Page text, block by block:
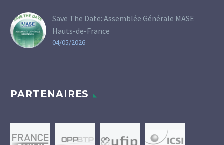
Save The Date: Assemblée Générale MASE
Hauts-de-France
04/05/2026
PARTENAIRES